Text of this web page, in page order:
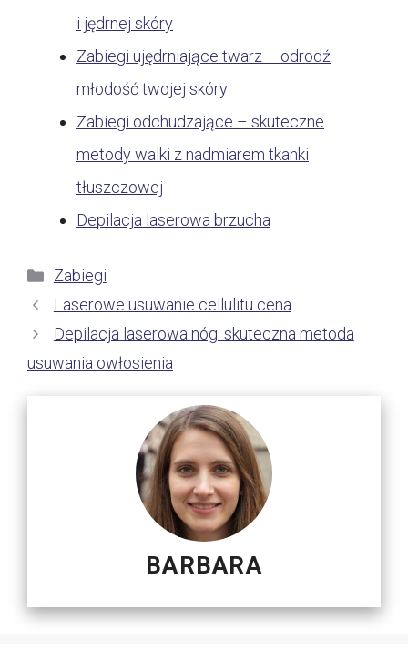
i jędrnej skóry
Zabiegi ujędrniające twarz – odrodź
młodość twojej skóry
Zabiegi odchudzające – skuteczne
metody walki z nadmiarem tkanki
tłuszczowej
Depilacja laserowa brzucha
Kategorie
Zabiegi
Laserowe usuwanie cellulitu cena
Depilacja laserowa nóg: skuteczna metoda
usuwania owłosienia
BARBARA